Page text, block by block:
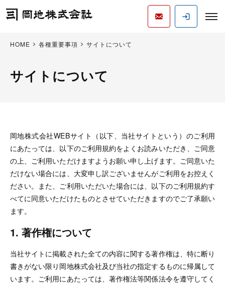
HOME 各種重要事項 サイトについて
サイトについて
岡地株式会社WEBサイト（以下、当社サイトという）のご利用
にあたっては、以下のご利用規約をよくお読みいただき、ご同意
の上、ご利用いただけますようお願い申し上げます。ご同意いた
だけない場合には、大変申し訳ございませんがご利用をお控えく
ださい。また、ご利用いただいた場合には、以下のご利用規約す
べてに同意いただけたものとさせていただきますのでご了承願い
ます。
1. 著作権について
当社サイトに掲載された全ての内容に関する著作権は、特に断り
書きがない限り岡地株式会社及び当社の指定するものに帰属して
います。ご利用にあたっては、著作権法等関係法令を遵守してく